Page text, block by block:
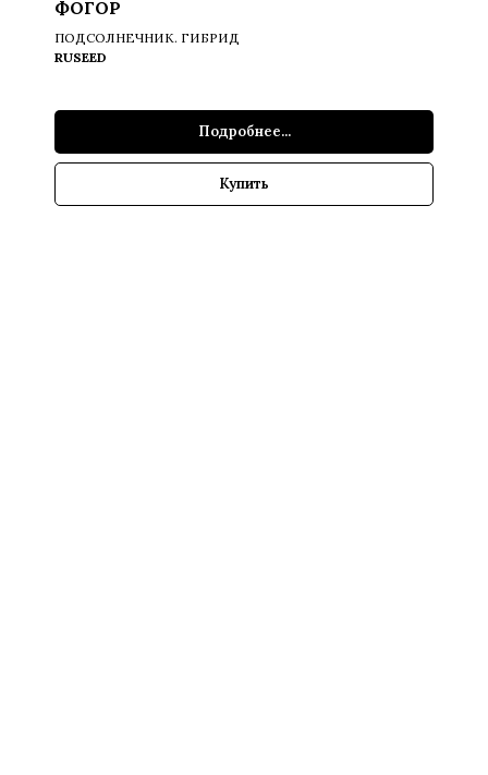
ФОГОР
ПОДСОЛНЕЧНИК. ГИБРИД
RUSEED
Подробнее...
Купить